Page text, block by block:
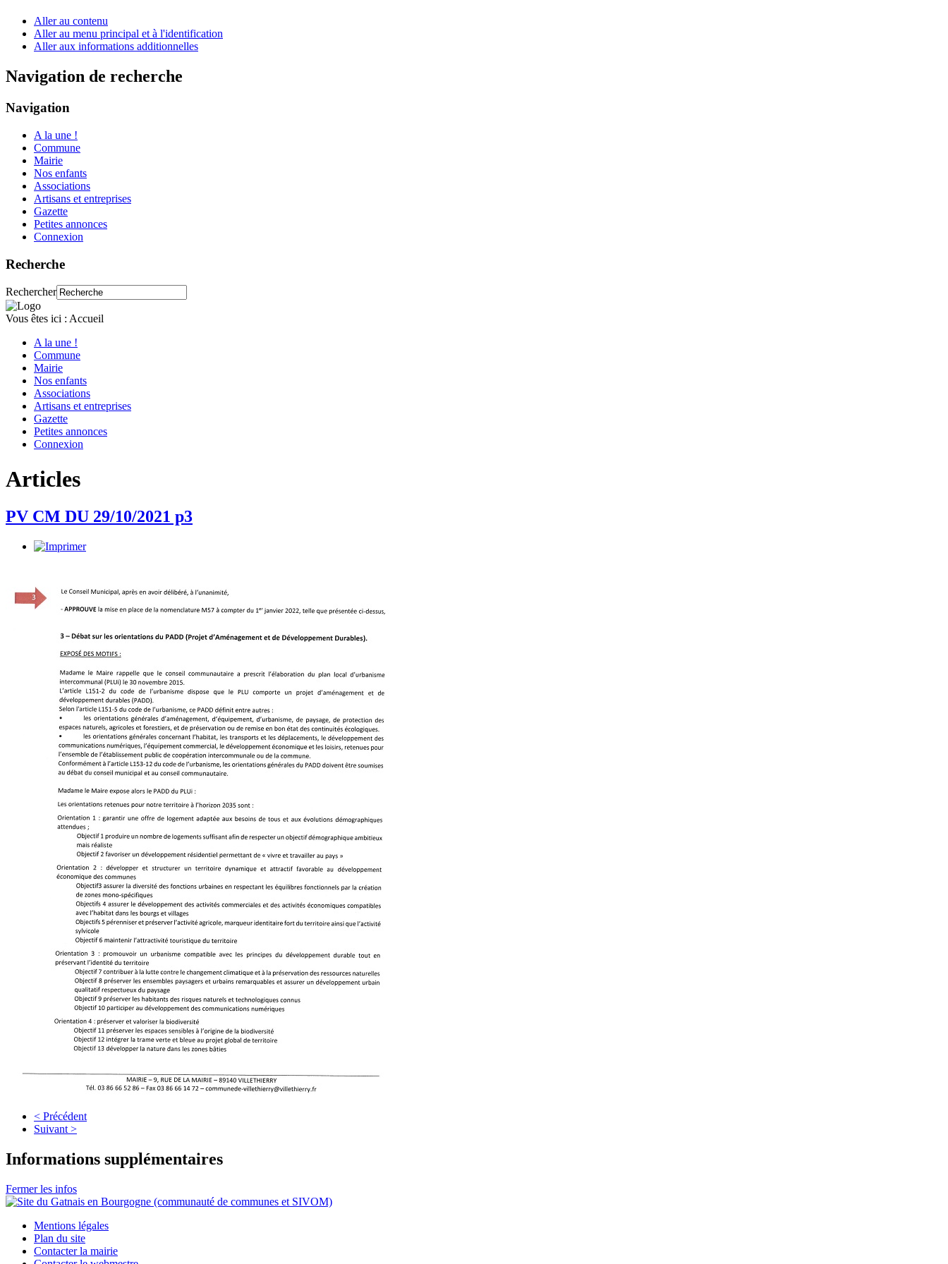
Aller au contenu
Aller au menu principal et à l'identification
Aller aux informations additionnelles
Navigation de recherche
Navigation
A la une !
Commune
Mairie
Nos enfants
Associations
Artisans et entreprises
Gazette
Petites annonces
Connexion
Recherche
Rechercher
Vous êtes ici : Accueil
A la une !
Commune
Mairie
Nos enfants
Associations
Artisans et entreprises
Gazette
Petites annonces
Connexion
Articles
PV CM DU 29/10/2021 p3
< Précédent
Suivant >
Informations supplémentaires
Fermer les infos
Mentions légales
Plan du site
Contacter la mairie